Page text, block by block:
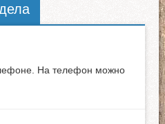
На телефон можно